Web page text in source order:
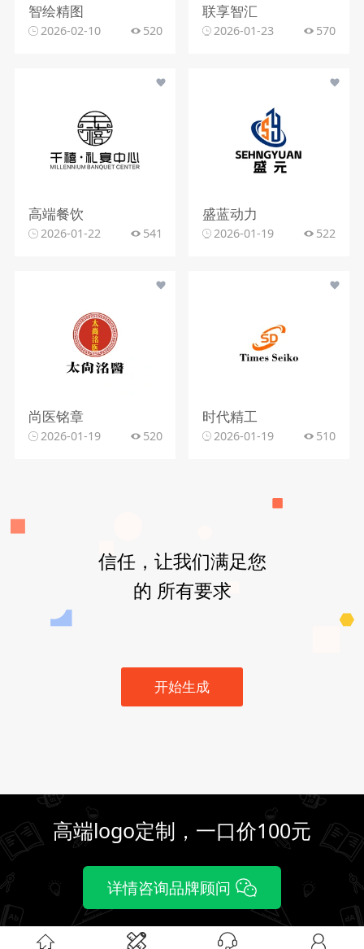
智绘精图
2026-02-10 520
联享智汇
2026-01-23 570
高端餐饮
2026-01-22 541
盛蓝动力
2026-01-19 522
尚医铭章
2026-01-19 520
时代精工
2026-01-19 510
信任，让我们满足您
的 所有要求
开始生成
高端logo定制，一口价100元
详情咨询品牌顾问